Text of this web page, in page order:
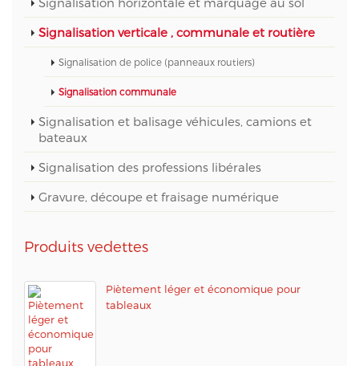
Signalisation verticale , communale et routière
Signalisation de police (panneaux routiers)
Signalisation communale
Signalisation et balisage véhicules, camions et
bateaux
Signalisation des professions libérales
Gravure, découpe et fraisage numérique
Produits vedettes
Piètement léger et économique pour
tableaux